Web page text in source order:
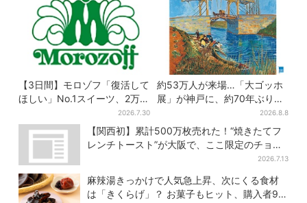
【3日間】モロゾフ「復活して
ほしい」No.1スイーツ、2万
3865票から選ばれた名作を限
定販売
2026.7.30
約53万人が来場…「大ゴッホ
展」が神戸に、約70年ぶり
『アルルの跳ね橋』来日！お
得な限定チケット販売も
2026.8.8
【関西初】累計500万枚売れた！“焼きたてフ
レンチトースト”が大阪で、ここ限定のチョコ
2026.7.13
麻辣湯きっかけで人気急上昇、次にくる食材
は「きくらげ」？ お菓子もヒット、購入者9割